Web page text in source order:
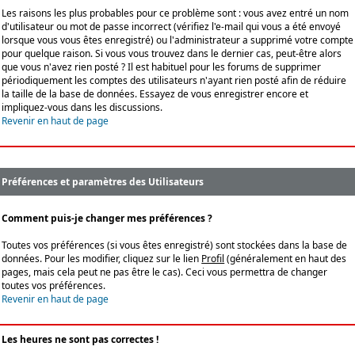
Les raisons les plus probables pour ce problème sont : vous avez entré un nom
d'utilisateur ou mot de passe incorrect (vérifiez l'e-mail qui vous a été envoyé
lorsque vous vous êtes enregistré) ou l'administrateur a supprimé votre compte
pour quelque raison. Si vous vous trouvez dans le dernier cas, peut-être alors
que vous n'avez rien posté ? Il est habituel pour les forums de supprimer
périodiquement les comptes des utilisateurs n'ayant rien posté afin de réduire
la taille de la base de données. Essayez de vous enregistrer encore et
impliquez-vous dans les discussions.
Revenir en haut de page
Préférences et paramètres des Utilisateurs
Comment puis-je changer mes préférences ?
Toutes vos préférences (si vous êtes enregistré) sont stockées dans la base de
données. Pour les modifier, cliquez sur le lien Profil (généralement en haut des
pages, mais cela peut ne pas être le cas). Ceci vous permettra de changer
toutes vos préférences.
Revenir en haut de page
Les heures ne sont pas correctes !